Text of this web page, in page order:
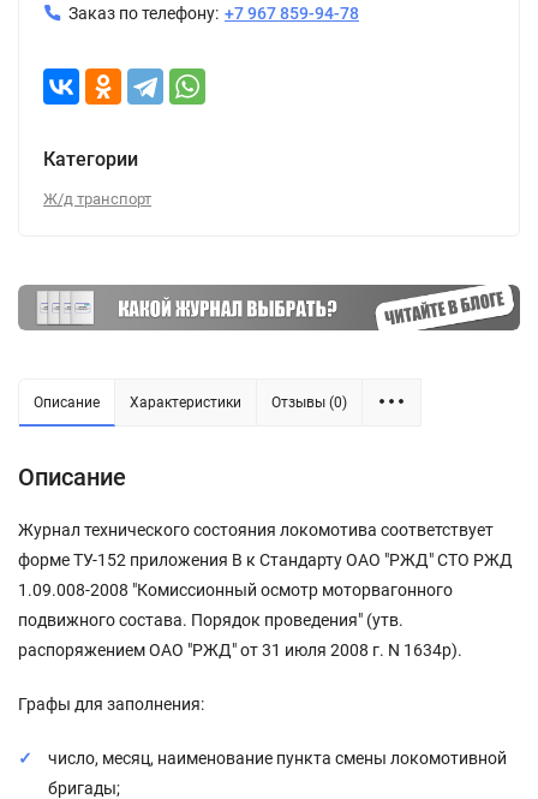
Заказ по телефону: +7 967 859-94-78
Категории
Ж/д транспорт
Описание Характеристики Отзывы (0)
Описание
Журнал технического состояния локомотива соответствует
форме ТУ-152 приложения В к Стандарту ОАО "РЖД" СТО РЖД
1.09.008-2008 "Комиссионный осмотр моторвагонного
подвижного состава. Порядок проведения" (утв.
распоряжением ОАО "РЖД" от 31 июля 2008 г. N 1634р).
Графы для заполнения:
число, месяц, наименование пункта смены локомотивной
бригады;